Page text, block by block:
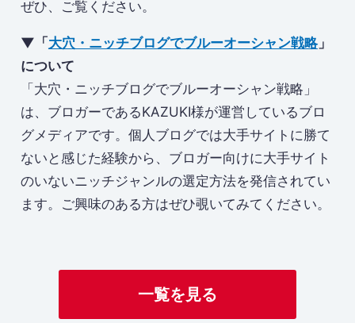
ぜひ、ご覧ください。
▼「大穴・ニッチブログでブルーオーシャン戦略」
について
「大穴・ニッチブログでブルーオーシャン戦略」
は、ブロガーであるKAZUKI様が運営しているブロ
グメディアです。個人ブログでは大手サイトに勝て
ないと感じた経験から、ブロガー向けに大手サイト
のいないニッチジャンルの選定方法を発信されてい
ます。ご興味のある方はぜひ覗いてみてください。
一覧を見る